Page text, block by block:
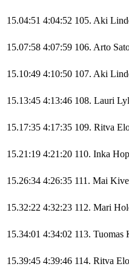
15.04:51 4:04:52 105. Aki
15.07:58 4:07:59 106. Arto
15.10:49 4:10:50 107. Aki
15.13:45 4:13:46 108. Lauri
15.17:35 4:17:35 109. Ritva
15.21:19 4:21:20 110. Inka
15.26:34 4:26:35 111. Mai
15.32:22 4:32:23 112. Mari
15.34:01 4:34:02 113. Tuomas
15.39:45 4:39:46 114. Ritva